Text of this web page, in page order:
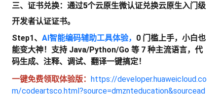
程
认
证
我
的
实
验
我
的
收
实
战
营
资
讯
三、证书兑换： 通过5个云原生微认证兑换云原生入门级
开发者认证证书。
Step1、 AI智能编码辅助工具体验， 0 门槛上手，小白也
能变大神​！支持 Java/Python/Go 等 7 种主流语言，代
码生成、注释、调试、翻译一键搞定！
一键免费领取体验版： https://developer.huaweicloud.co
m/codeartsco.html?source=dmznteducation&sourcead